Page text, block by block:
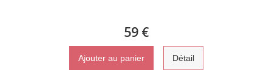
59 €
Ajouter au panier Détail